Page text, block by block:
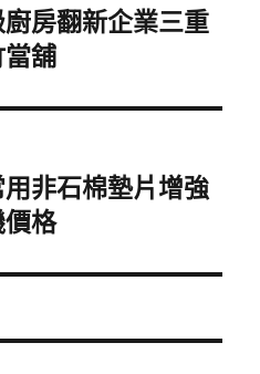
房翻新企業三重
舖
非石棉墊片增強
格